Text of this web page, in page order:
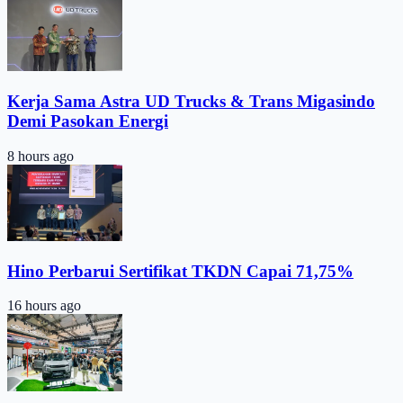
Kerja Sama Astra UD Trucks & Trans Migasindo
Demi Pasokan Energi
8 hours ago
Hino Perbarui Sertifikat TKDN Capai 71,75%
16 hours ago